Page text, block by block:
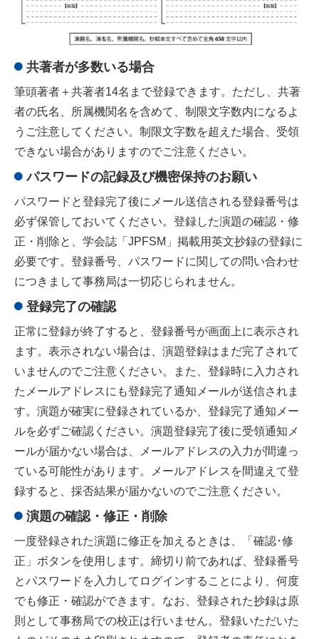
共著者が多数いる場合
筆頭著者＋共著者14名まで登録できます。ただし、共著
者の氏名、所属機関名を含めて、制限文字数内になるよ
うご注意してください。制限文字数を超えた場合、受領
できない場合がありますのでご注意ください。
パスワードの記録及び機密保持のお願い
パスワードと登録完了後にメール送信される登録番号は
必ず保管しておいてください。登録した演題の確認・修
正・削除と、学会誌「JPFSM」掲載用英文抄録の登録に
必要です。登録番号、パスワードに関しての問い合わせ
につきまして事務局は一切応じられません。
登録完了の確認
正常に登録が終了すると、登録番号が画面上に表示され
ます。表示されない場合は、演題登録はまだ完了されて
いませんのでご注意ください。また、登録時に入力され
たメールアドレスにも登録完了通知メールが送信されま
す。演題が確実に登録されているか、登録完了通知メー
ルを必ずご確認ください。演題登録完了後に受領通知メ
ールが届かない場合は、メールアドレスの入力が間違っ
ている可能性があります。メールアドレスを間違えて登
録すると、採否結果が届かないのでご注意ください。
演題の確認・修正・削除
一度登録された演題に修正を加えるときは、「確認･修
正」ボタンを使用します。締切り前であれば、登録番号
とパスワードを入力してログインすることにより、何度
でも修正・確認ができます。なお、登録された抄録は原
則として事務局での校正は行いません。登録いただいた